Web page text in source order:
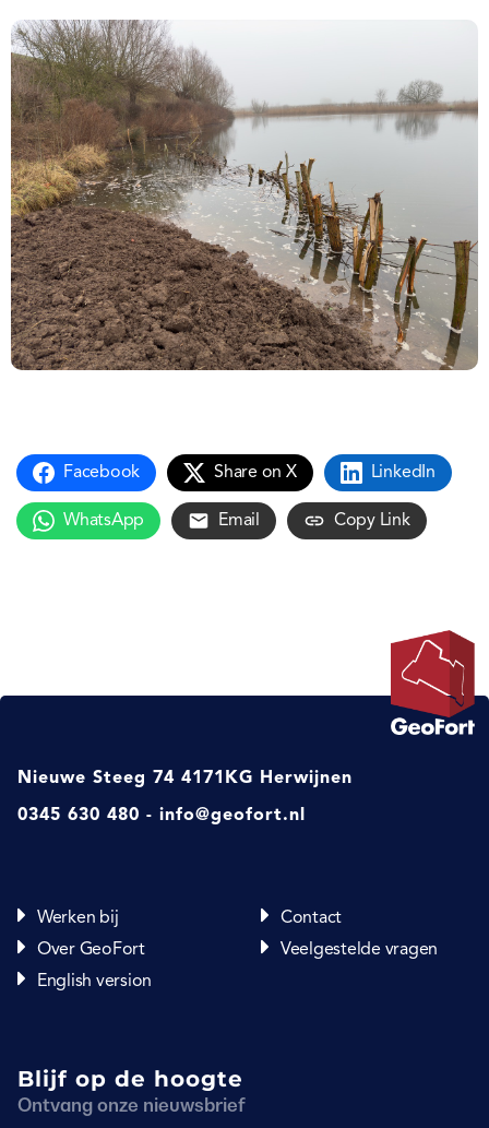
Facebook Share on X LinkedIn
WhatsApp Email Copy Link
Nieuwe Steeg 74 4171KG Herwijnen
0345 630 480 info@geofort.nl
Werken bij
Over GeoFort
English version
Contact
Veelgestelde vragen
Blijf op de hoogte
Ontvang onze nieuwsbrief